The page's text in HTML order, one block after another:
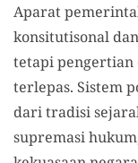
Aparat
konsitutisonal
tetapi pengertian
terlepas. Sistem
dari tradisi
supremasi